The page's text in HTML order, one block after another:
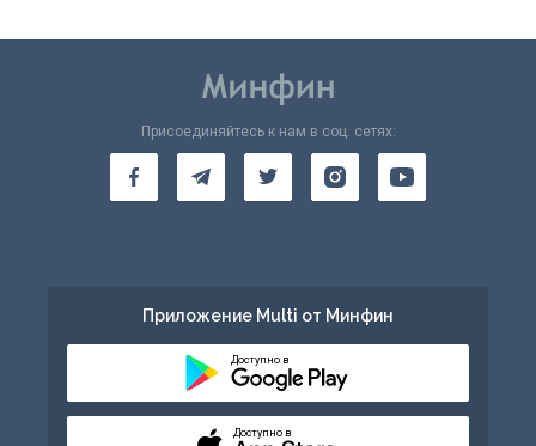
Присоединяйтесь к нам в соц. сетях:
Приложение Multi от Минфин
Доступно в
Доступно в